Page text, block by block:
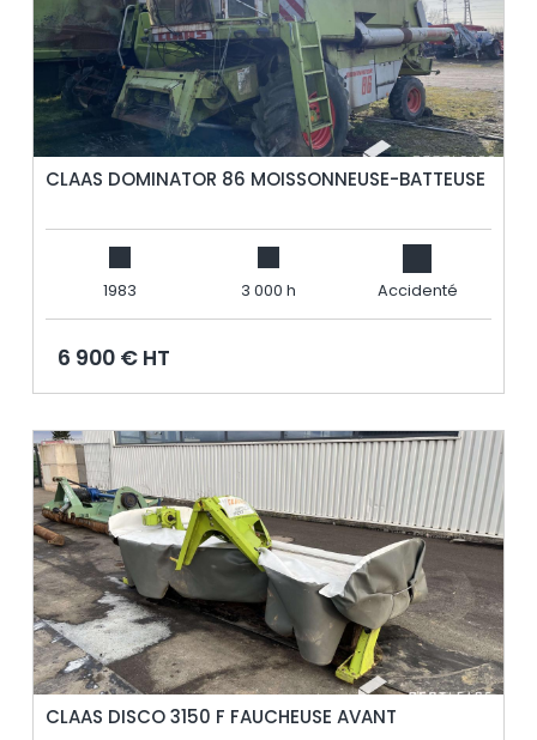
CLAAS DOMINATOR 86 MOISSONNEUSE-BATTEUSE
1983 3 000 h Accidenté
6 900 € HT
CLAAS DISCO 3150 F FAUCHEUSE AVANT